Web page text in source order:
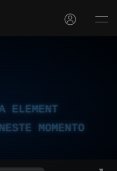
ELEMENT
MOMENTO